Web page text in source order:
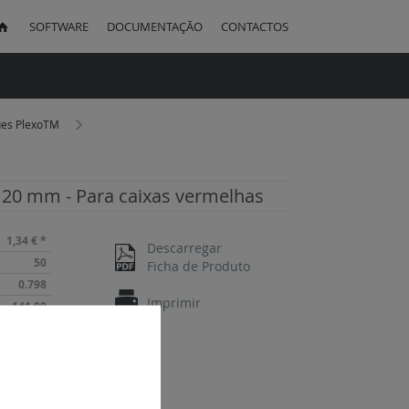
SOFTWARE DOCUMENTAÇÃO CONTACTOS
PlexoTM
mm - Para caixas vermelhas
1,34 € *
50
0.798
141.00
Descarregar
Ficha de Produto
Imprimir